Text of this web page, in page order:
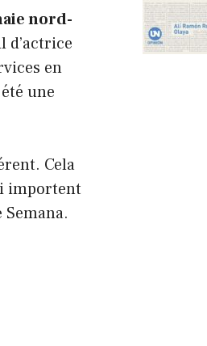
nord-
d’actrice
en
une
Cela
importent